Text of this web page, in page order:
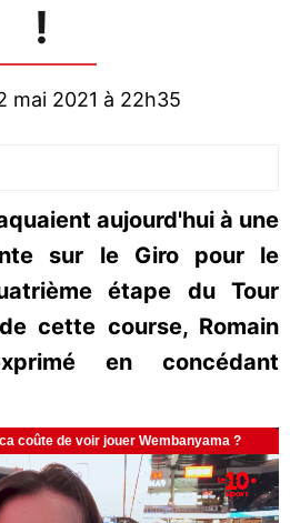
!
mai 2021 à 22h35
aujourd'hui à une
sur le Giro pour le
étape du Tour
cette course, Romain
en concédant